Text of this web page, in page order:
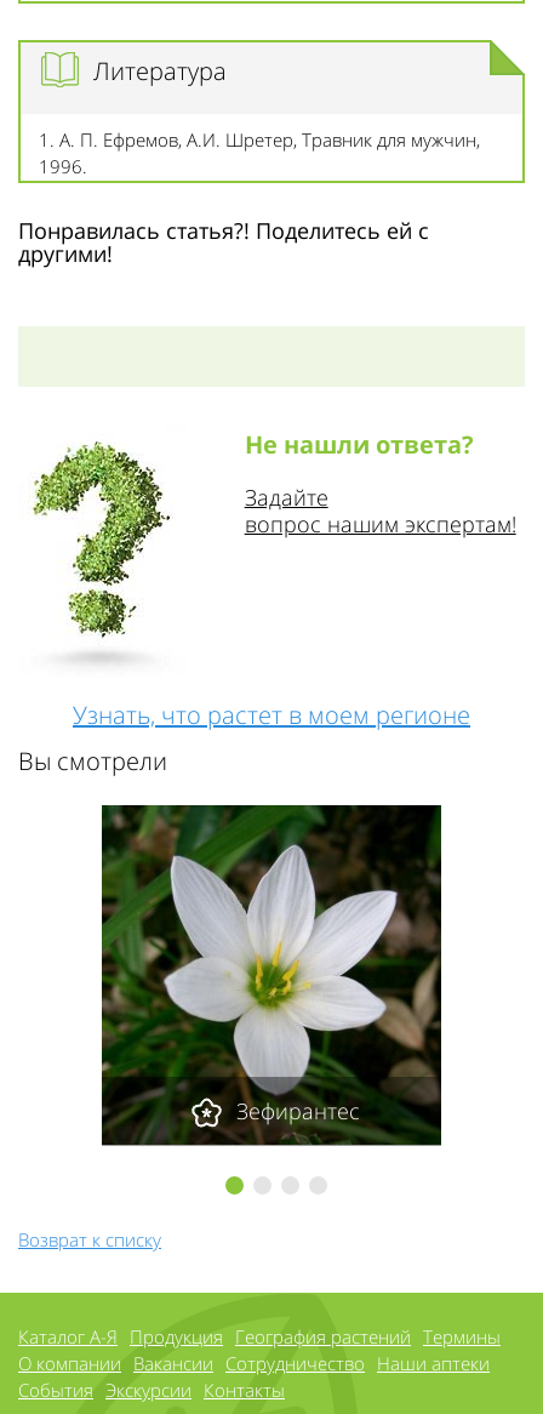
Литература
1. А. П. Ефремов, А.И. Шретер, Травник для мужчин,
1996.
Понравилась статья?! Поделитесь ей с
другими!
Не нашли ответа?
Задайте
вопрос нашим экспертам!
Узнать, что растет в моем регионе
Вы смотрели
Зефирантес
Возврат к списку
Каталог А-Я Продукция География растений Термины
О компании Вакансии Сотрудничество Наши аптеки
События Экскурсии Контакты